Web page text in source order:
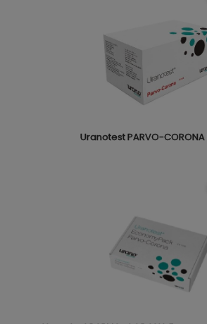
Uranotest PARVO-CORONA